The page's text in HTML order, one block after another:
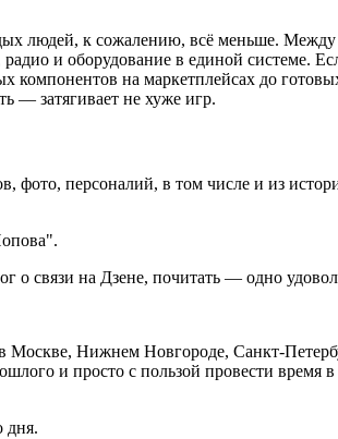
людей, к сожалению, всё меньше. Между
и оборудование в единой системе.
компонентов на маркетплейсах до
— затягивает не хуже игр.
персоналий, в том числе и из
о связи на Дзене, почитать — одно
Москве, Нижнем Новгороде, Санкт-
и просто с пользой провести время
дня.